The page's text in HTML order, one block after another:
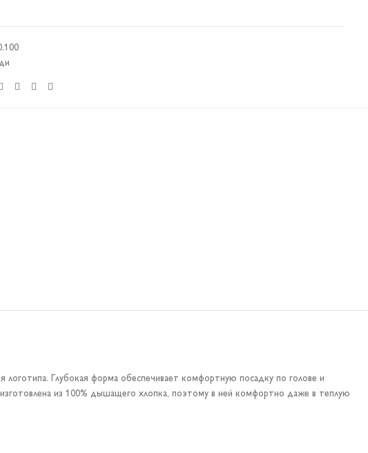
Глубокая форма обеспечивает комфортную посадку по голове и
из 100% дышащего хлопка, поэтому в ней комфортно даже в теплую